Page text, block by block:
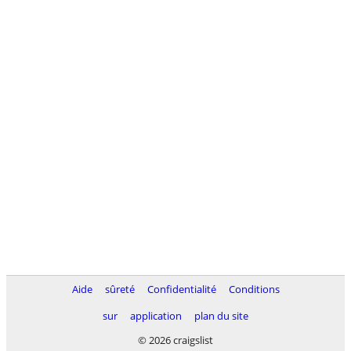
Aide sûreté Confidentialité
Conditions
sur
application
plan du site
© 2026 craigslist